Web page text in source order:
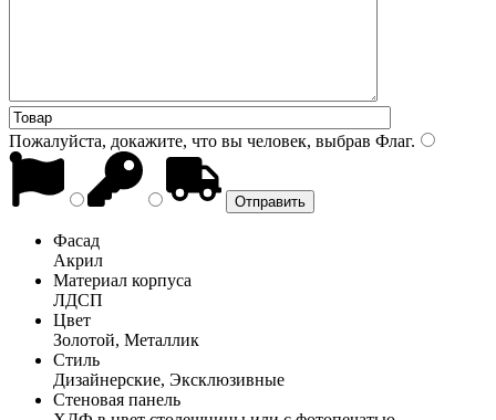
Пожалуйста, докажите, что вы человек, выбрав Флаг.
Фасад
Акрил
Материал корпуса
ЛДСП
Цвет
Золотой, Металлик
Стиль
Дизайнерские, Эксклюзивные
Стеновая панель